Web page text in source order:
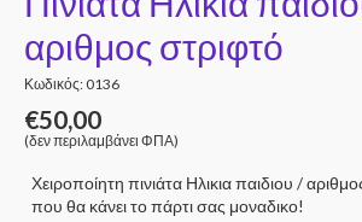
αριθμος στριφτό
Κωδικός: 0136
€50,00
(δεν περιλαμβάνει ΦΠΑ)
Χειροποίητη πινιάτα Ηλικια παιδιου /
που θα κάνει το πάρτι σας μοναδικο!